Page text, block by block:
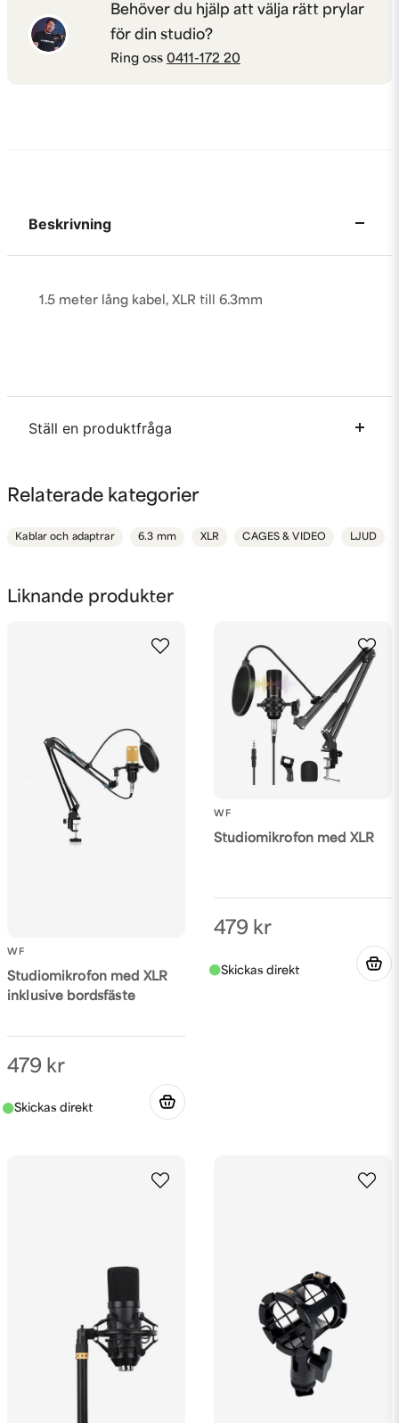
Behöver du hjälp att välja rätt prylar
för din studio?
Ring oss 0411-172 20
Liknande produkter
WF
Studiomikrofon med XLR
inklusive bordsfäste
479 kr
WF
Studiomikrofon med XLR
479 kr
Beskrivning
1.5 meter lång kabel, XLR till 6.3mm
Ställ en produktfråga
Fråga oss något om denna produkten...
Ja, ni får publicera min fråga
Relaterade kategorier
Kablar och adaptrar 6.3 mm XLR CAGES & VIDEO LJUD